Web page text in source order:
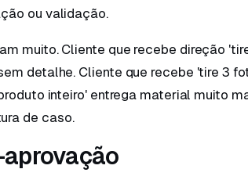
ou validação.
muito. Cliente que recebe direção
detalhe. Cliente que recebe 'tire 3
inteiro' entrega material muito
de caso.